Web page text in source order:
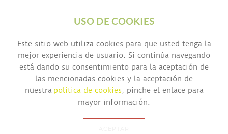
USO DE COOKIES
Este sitio web utiliza cookies para que usted tenga la
mejor experiencia de usuario. Si continúa navegando
está dando su consentimiento para la aceptación de
las mencionadas cookies y la aceptación de
nuestra política de cookies, pinche el enlace para
mayor información.